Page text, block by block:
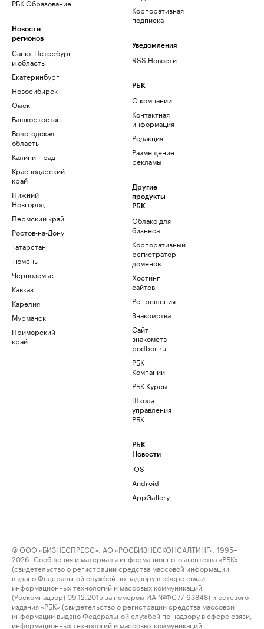
РБК Образование
Новости
регионов
Санкт-Петербург
и область
Екатеринбург
Новосибирск
Омск
Башкортостан
Вологодская
область
Калининград
Краснодарский
край
Нижний
Новгород
Пермский край
Ростов-на-Дону
Татарстан
Тюмень
Черноземье
Кавказ
Карелия
Мурманск
Приморский
край
Корпоративная
подписка
Уведомления
RSS Новости
РБК
О компании
Контактная
информация
Редакция
Размещение
рекламы
Другие
продукты
РБК
Облако для
бизнеса
Корпоративный
регистратор
доменов
Хостинг
сайтов
Рег.решения
Знакомства
Сайт
знакомств
podbor.ru
РБК
Компании
РБК Курсы
Школа
управления
РБК
РБК
Новости
iOS
Android
AppGallery
© ООО «БИЗНЕСПРЕСС», АО «РОСБИЗНЕСКОНСАЛТИНГ», 1995–
2026. Сообщения и материалы информационного агентства «РБК»
(свидетельство о регистрации средства массовой информации
выдано Федеральной службой по надзору в сфере связи,
информационных технологий и массовых коммуникаций
(Роскомнадзор) 09.12.2015 за номером ИА №ФС77-63848) и сетевого
издания «РБК» (свидетельство о регистрации средства массовой
информации выдано Федеральной службой по надзору в сфере связи,
информационных технологий и массовых коммуникаций